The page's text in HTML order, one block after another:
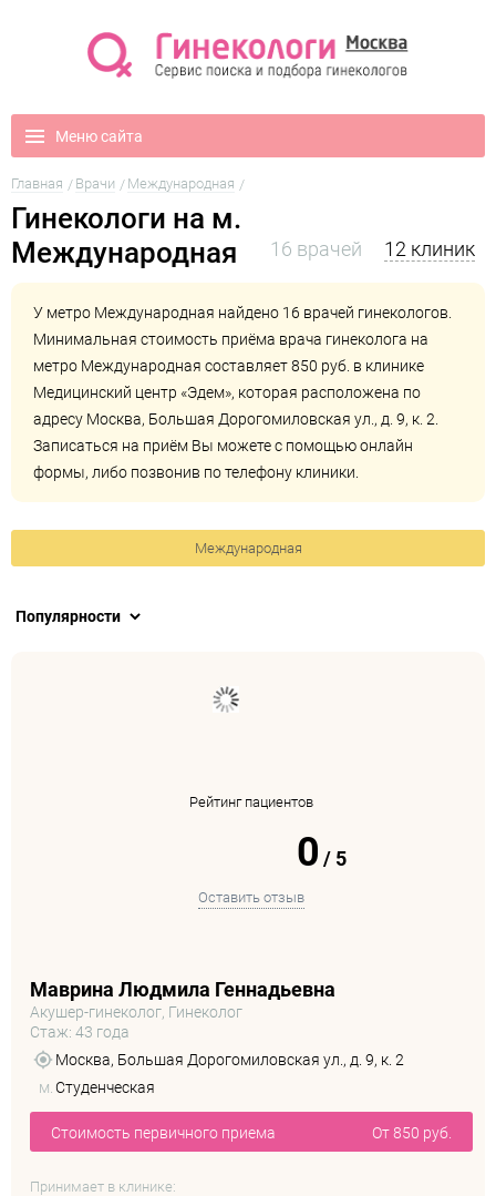
Меню сайта
Главная Врачи Международная
Гинекологи на м.
Международная
16 врачей 12 клиник
У метро Международная найдено 16 врачей гинекологов.
Минимальная стоимость приёма врача гинеколога на
метро Международная составляет 850 руб. в клинике
Медицинский центр «Эдем», которая расположена по
адресу Москва, Большая Дорогомиловская ул., д. 9, к. 2.
Записаться на приём Вы можете с помощью онлайн
формы, либо позвонив по телефону клиники.
Международная
Рейтинг пациентов
0 /5
Оставить отзыв
Маврина Людмила Геннадьевна
Акушер-гинеколог, Гинеколог
Стаж: 43 года
Москва, Большая Дорогомиловская ул., д. 9, к. 2
м. Студенческая
Стоимость первичного приема От 850 руб.
Принимает в клинике: